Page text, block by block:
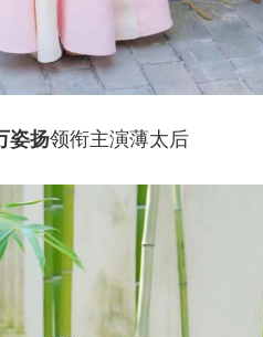
姿扬领衔主演薄太后